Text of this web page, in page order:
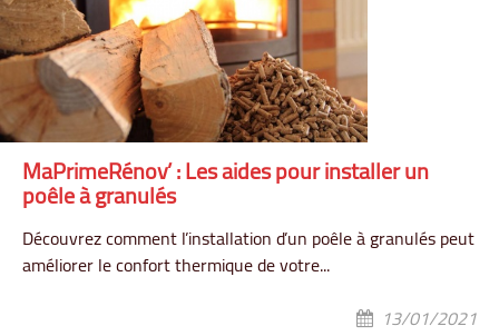
MaPrimeRénov’ : Les aides pour installer un
poêle à granulés
Découvrez comment l’installation d’un poêle à granulés peut
améliorer le confort thermique de votre...
13/01/2021